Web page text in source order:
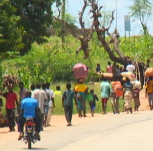
A cidade de Bunia, capital da
O pagamento marca o desfecho de
O programa, cuja implementação
A nova legislação estabelece um
O Departamento de Estado norte-
A final coloca frente a frente duas